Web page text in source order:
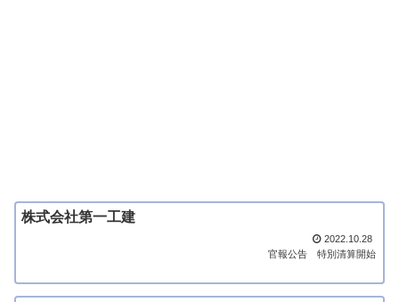
株式会社第一工建
2022.10.28
官報公告
特別清算開始